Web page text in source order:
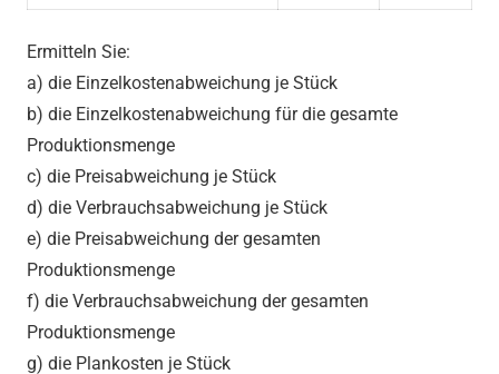
Ermitteln Sie:
a) die Einzelkostenabweichung je Stück
b) die Einzelkostenabweichung für die gesamte
Produktionsmenge
c) die Preisabweichung je Stück
d) die Verbrauchsabweichung je Stück
e) die Preisabweichung der gesamten
Produktionsmenge
f) die Verbrauchsabweichung der gesamten
Produktionsmenge
g) die Plankosten je Stück